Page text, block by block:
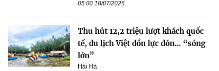
05:00 18/07/2026
Thu hút 12,2 triệu lượt khách quốc
tế, du lịch Việt dồn lực đón… “sóng
lớn”
Hải Hà